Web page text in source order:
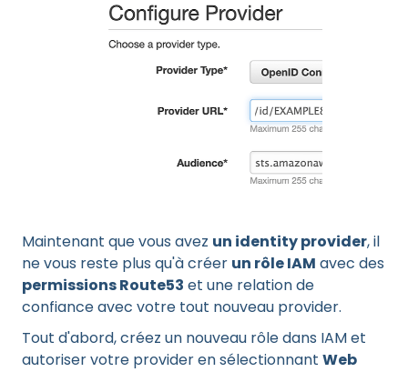
Maintenant que vous avez un identity provider, il
ne vous reste plus qu'à créer un rôle IAM avec des
permissions Route53 et une relation de
confiance avec votre tout nouveau provider.
Tout d'abord, créez un nouveau rôle dans IAM et
autoriser votre provider en sélectionnant Web